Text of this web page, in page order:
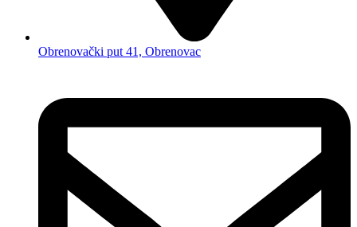
Obrenovački put 41, Obrenovac